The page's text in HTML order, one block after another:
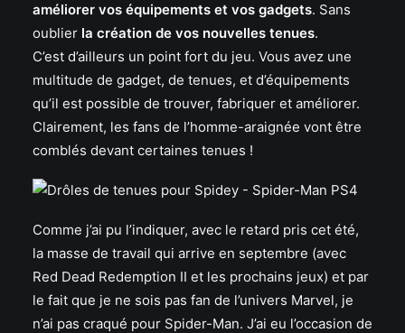
améliorer vos équipements et vos gadgets. Sans
oublier la création de vos nouvelles tenues.
C’est d’ailleurs un point fort du jeu. Vous avez une
multitude de gadget, de tenues, et d’équipements
qu’il est possible de trouver, fabriquer et améliorer.
Clairement, les fans de l’homme-araignée vont être
comblés devant certaines tenues !
Comme j’ai pu l’indiquer, avec le retard pris cet été,
la masse de travail qui arrive en septembre (avec
Red Dead Redemption II et les prochains jeux) et par
le fait que je ne sois pas fan de l’univers Marvel, je
n’ai pas craqué pour Spider-Man. J’ai eu l’occasion de